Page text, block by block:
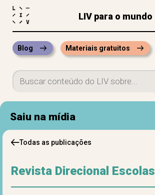
LIV para o mundo
Blog Materiais gratuitos
Saiu na mídia
Todas as publicações
Revista Direcional Escolas